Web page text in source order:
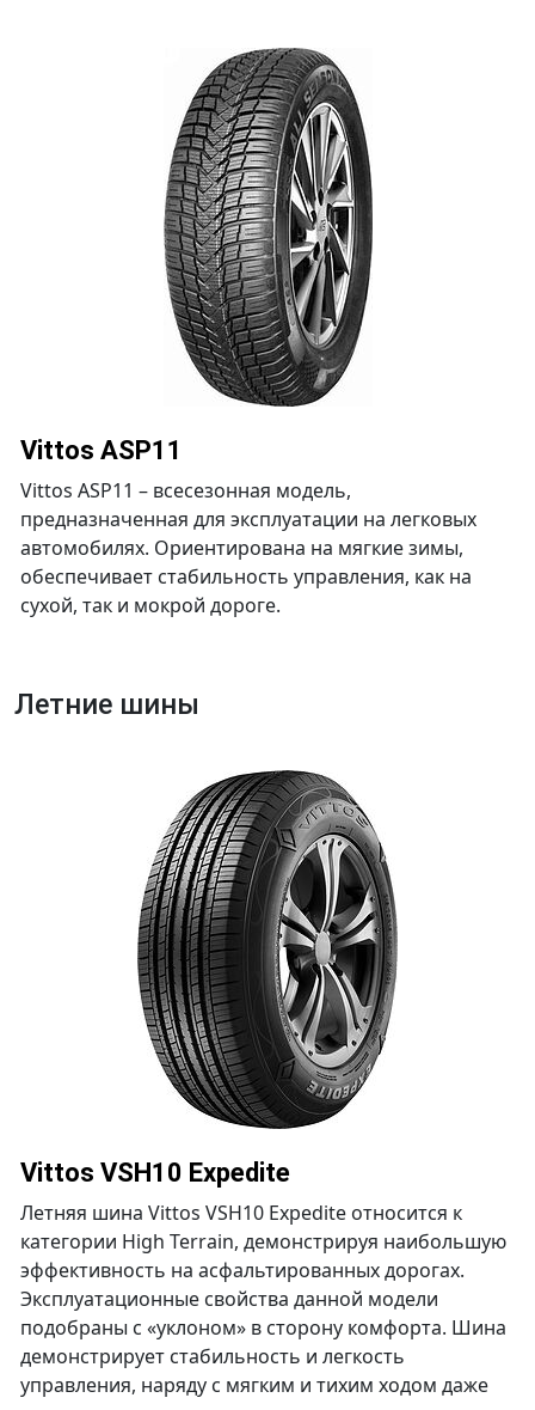
Vittos ASP11
Vittos ASP11 – всесезонная модель,
предназначенная для эксплуатации на легковых
автомобилях. Ориентирована на мягкие зимы,
обеспечивает стабильность управления, как на
сухой, так и мокрой дороге.
Летние шины
Vittos VSH10 Expedite
Летняя шина Vittos VSH10 Expedite относится к
категории High Terrain, демонстрируя наибольшую
эффективность на асфальтированных дорогах.
Эксплуатационные свойства данной модели
подобраны с «уклоном» в сторону комфорта. Шина
демонстрирует стабильность и легкость
управления, наряду с мягким и тихим ходом даже